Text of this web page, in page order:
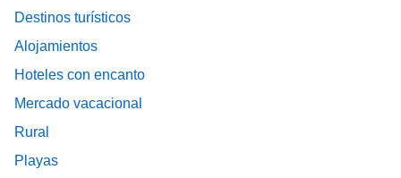
Destinos turísticos
Alojamientos
Hoteles con encanto
Mercado vacacional
Rural
Playas